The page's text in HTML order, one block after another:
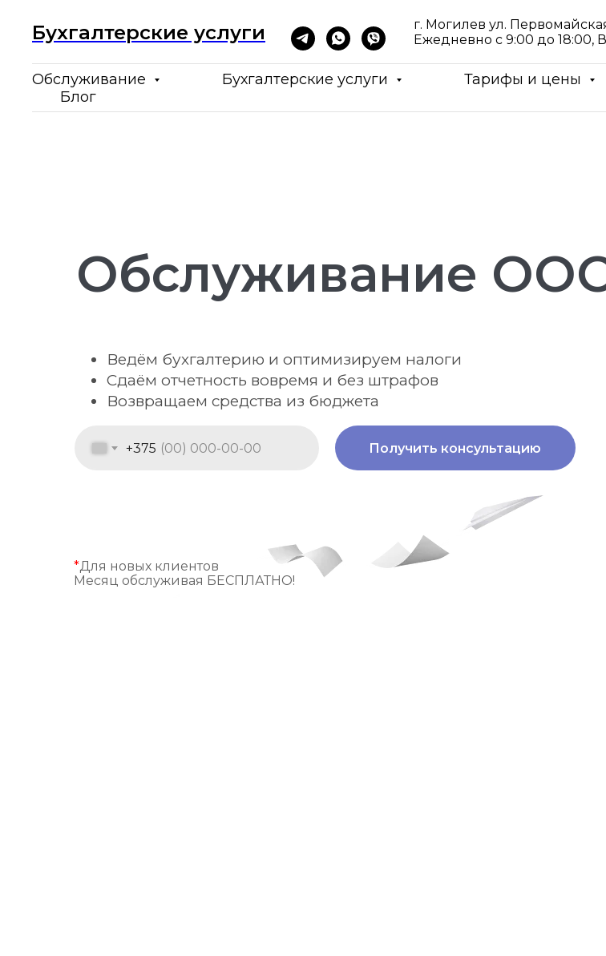
Бухгалтерские услуги
г. Могилев ул.
Ежедневно с 9:00 до 18:00,
Обслуживание Бухгалтерские услуги Тарифы и цены
Блог
Обслуживание
+375 Получить консультацию
*Для новых клиентов
Месяц обслуживая БЕСПЛАТНО!
Ведём бухгалтерию и оптимизируем налоги
Сдаём отчетность вовремя и без штрафов
Возвращаем средства из бюджета